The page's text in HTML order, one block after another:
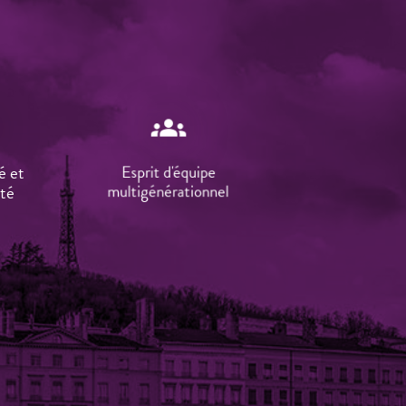
et
groups
Esprit d'équipe
multigénérationnel